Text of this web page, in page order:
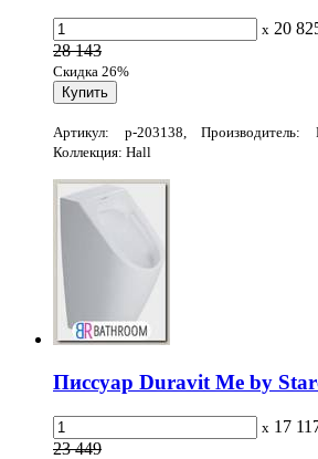
x 20
28 143
Скидка 26%
Артикул: p-203138,
Коллекция: Hall
Писсуар Duravit Me by
x 17
23 449